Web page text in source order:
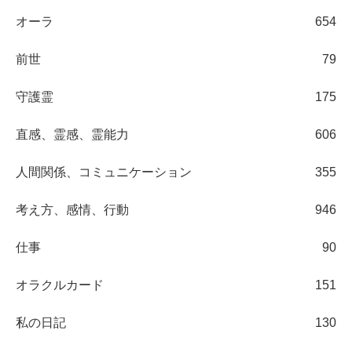
オーラ 654
前世 79
守護霊 175
直感、霊感、霊能力 606
人間関係、コミュニケーション 355
考え方、感情、行動 946
仕事 90
オラクルカード 151
私の日記 130